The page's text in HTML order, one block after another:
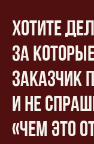
Хотите
за
заказчик
и не
«чем это